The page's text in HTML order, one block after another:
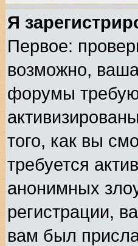
Я
Первое:
возможно,
форумы
того, как вы
требуется
анонимных
регистрации,
вам был